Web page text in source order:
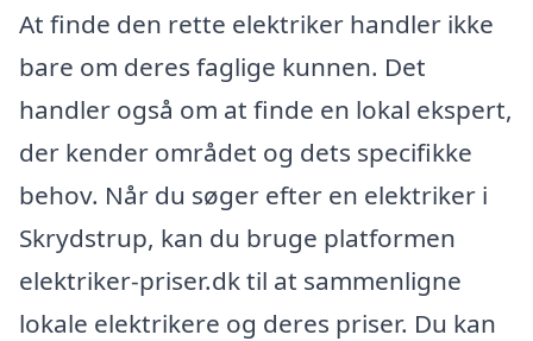
At finde den rette elektriker handler ikke
bare om deres faglige kunnen. Det
handler også om at finde en lokal ekspert,
der kender området og dets specifikke
behov. Når du søger efter en elektriker i
Skrydstrup, kan du bruge platformen
elektriker-priser.dk til at sammenligne
lokale elektrikere og deres priser. Du kan